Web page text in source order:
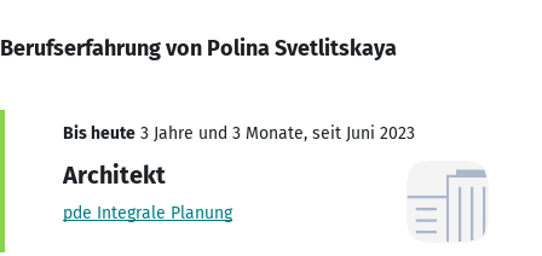
Berufserfahrung von Polina Svetlitskaya
Bis heute 3 Jahre und 3 Monate, seit Juni 2023
Architekt
pde Integrale Planung